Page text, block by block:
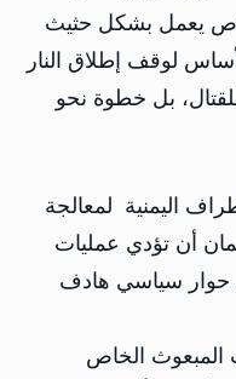
يعمل بشكل حثيث
لوقف إطلاق النار
بل خطوة نحو
اليمنية لمعالجة
أن تؤدي عمليات
حوار سياسي هادف
المبعوث الخاص